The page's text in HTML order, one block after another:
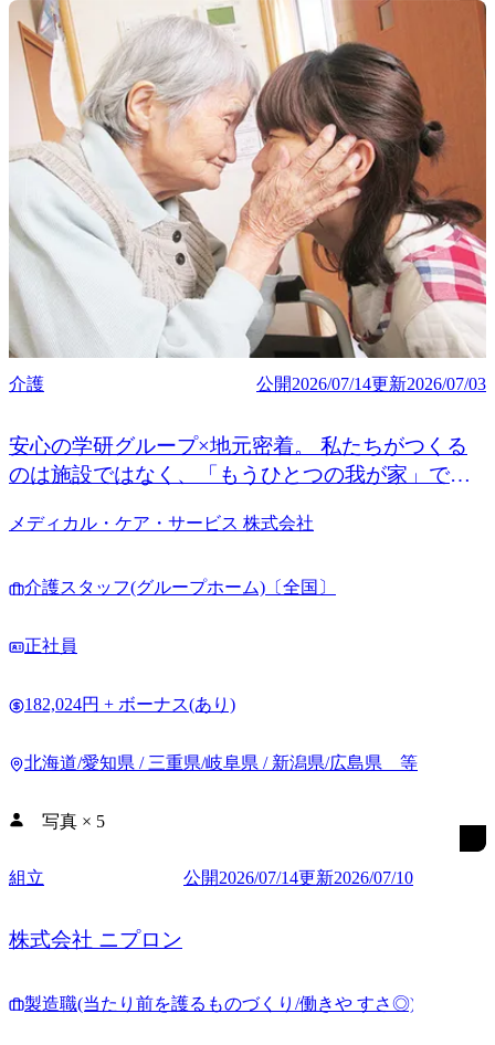
介護 公開2026/07/14更新2026/07/03
安心の学研グループ×地元密着。 私たちがつくる
のは施設ではなく、「もうひとつの我が家」で
メディカル・ケア・サービス 株式会社
介護スタッフ(グループホーム)〔全国〕
正社員
182,024円 + ボーナス(あり)
北海道/愛知県 / 三重県/岐阜県 / 新潟県/広島県 等
写真 × 5
組立 公開2026/07/14更新2026/07/10
株式会社 ニプロン
製造職(当たり前を護るものづくり/働きや すさ◎)